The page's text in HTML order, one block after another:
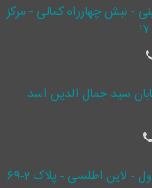
- نبش چهارراه کمالی - مرکز
سید جمال ‌الدین اسد
لاین اطلسی - پلاک 2-69